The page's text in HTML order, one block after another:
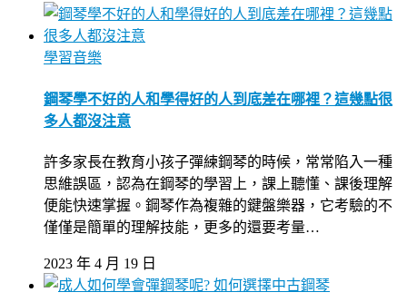
學習音樂
鋼琴學不好的人和學得好的人到底差在哪裡？這幾點很
多人都沒注意
許多家長在教育小孩子彈練鋼琴的時候，常常陷入一種
思維誤區，認為在鋼琴的學習上，課上聽懂、課後理解
便能快速掌握。鋼琴作為複雜的鍵盤樂器，它考驗的不
僅僅是簡單的理解技能，更多的還要考量…
2023 年 4 月 19 日
如何選擇中古鋼琴